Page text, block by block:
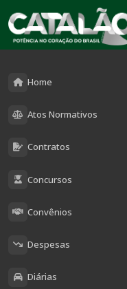
Home
Atos Normativos
Contratos
Concursos
Convênios
Despesas
Diárias